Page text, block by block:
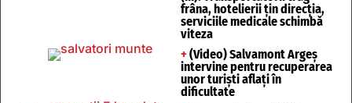
frâna, hotelierii țin direcția,
serviciile medicale schimbă
viteza
+ (Video) Salvamont Argeș
intervine pentru recuperarea
unor turişti aflaţi în
dificultate